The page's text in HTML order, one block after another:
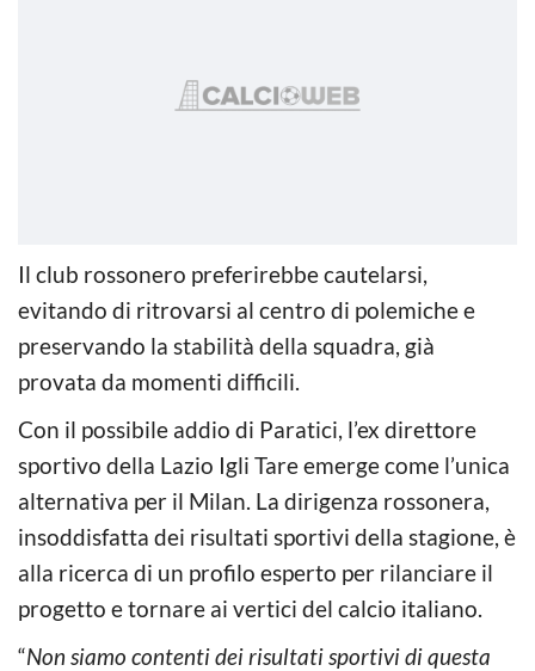
Il club rossonero preferirebbe cautelarsi,
evitando di ritrovarsi al centro di polemiche e
preservando la stabilità della squadra, già
provata da momenti difficili.
Con il possibile addio di Paratici, l’ex direttore
sportivo della Lazio Igli Tare emerge come l’unica
alternativa per il Milan. La dirigenza rossonera,
insoddisfatta dei risultati sportivi della stagione, è
alla ricerca di un profilo esperto per rilanciare il
progetto e tornare ai vertici del calcio italiano.
“Non siamo contenti dei risultati sportivi di questa